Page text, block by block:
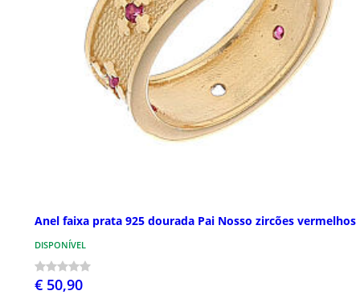
Anel faixa prata 925 dourada Pai Nosso zircões vermelhos
DISPONÍVEL
€ 50,90